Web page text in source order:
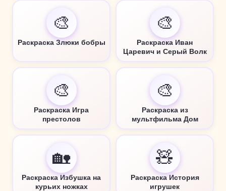
🎨
Раскраска Злюки бобры
🎨
Раскраска Иван
Царевич и Серый Волк
🎨
Раскраска Игра
престолов
🎨
Раскраска из
мультфильма Дом
🏡
Раскраска Избушка на
курьих ножках
🧸
Раскраска История
игрушек